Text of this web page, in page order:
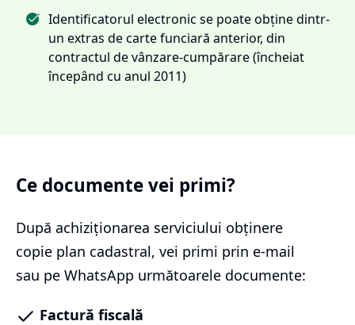
Identificatorul electronic se poate obține dintr-
un extras de carte funciară anterior, din
contractul de vânzare-cumpărare (încheiat
începând cu anul 2011)
Ce documente vei primi?
După achiziționarea serviciului obținere
copie plan cadastral, vei primi prin e-mail
sau pe WhatsApp următoarele documente:
Factură fiscală